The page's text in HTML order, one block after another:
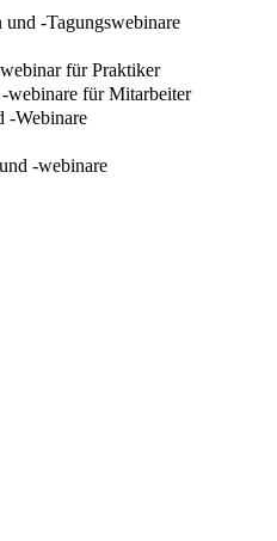
-Tagungswebinare
für Praktiker
webinare für Mitarbeiter
-Webinare
-webinare